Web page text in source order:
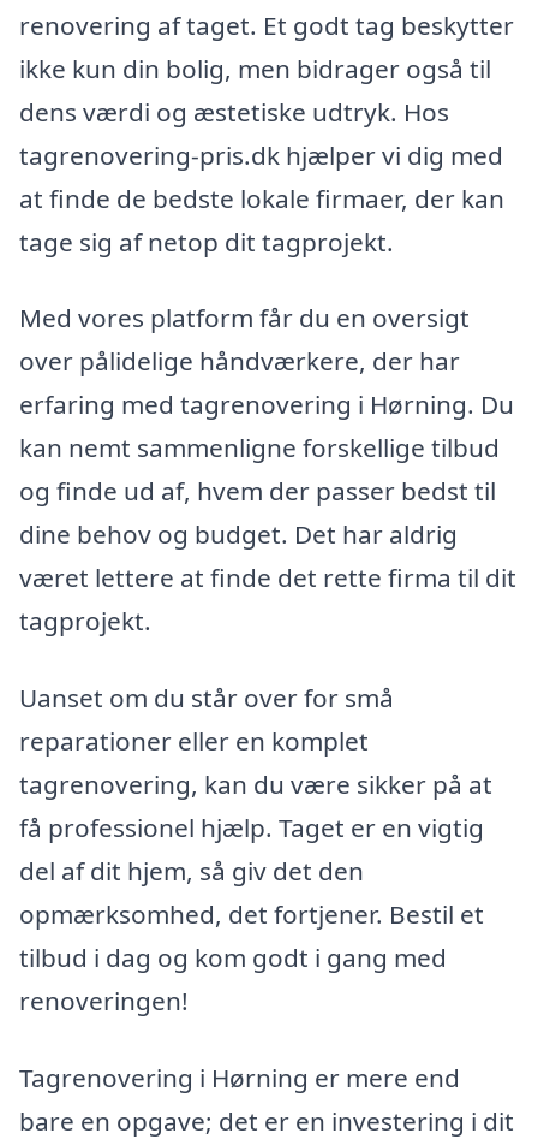
renovering af taget. Et godt tag beskytter
ikke kun din bolig, men bidrager også til
dens værdi og æstetiske udtryk. Hos
tagrenovering-pris.dk hjælper vi dig med
at finde de bedste lokale firmaer, der kan
tage sig af netop dit tagprojekt.
Med vores platform får du en oversigt
over pålidelige håndværkere, der har
erfaring med tagrenovering i Hørning. Du
kan nemt sammenligne forskellige tilbud
og finde ud af, hvem der passer bedst til
dine behov og budget. Det har aldrig
været lettere at finde det rette firma til dit
tagprojekt.
Uanset om du står over for små
reparationer eller en komplet
tagrenovering, kan du være sikker på at
få professionel hjælp. Taget er en vigtig
del af dit hjem, så giv det den
opmærksomhed, det fortjener. Bestil et
tilbud i dag og kom godt i gang med
renoveringen!
Tagrenovering i Hørning er mere end
bare en opgave; det er en investering i dit